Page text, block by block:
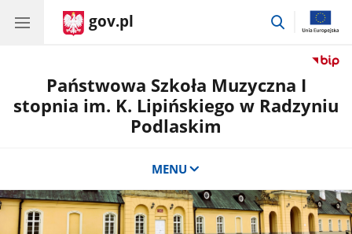
gov.pl
przejdź
Państwowa Szkoła Muzyczna I
stopnia im. K. Lipińskiego w Radzyniu
Podlaskim
MENU